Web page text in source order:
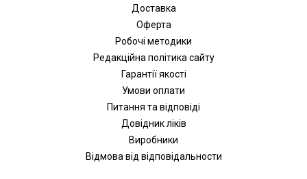
Доставка
Оферта
Робочі методики
Редакційна політика сайту
Гарантії якості
Умови оплати
Питання та відповіді
Довідник ліків
Виробники
Відмова від відповідальности